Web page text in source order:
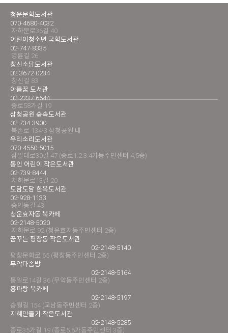
청운문학도서관
070-4680-4032
자하문로36길 40
어린이청소년 국학도서관
02-747-8335
명륜길 26
창신소담도서관
02-3672-0234
창신길 83
아름꿈 도서관
02-2237-6644
종로58가길 19
삼청공원 숲속도서관
02-734-3900
북촌로 134-3 삼청공원 내
우리소리도서관
070-4550-5015
삼일대로30길 47 (종로1.2.3.4가동주민센터 4,5층)
통인 어린이 작은도서관
02-739-8444
자하문로13길 20
도담도담 한옥도서관
02-928-1133
숭인동길 43
청운효자동 북카페
02-2148-5020
자하문로 92 (청운효자동주민센터 2층)
꿈꾸는 평창동 작은도서관
02-2148-5140
평창문화로 65 (평창동주민센터 2층)
무악다솜방
02-2148-5164
통일로14길 36 (무악동주민센터 2층)
홍파랑 북카페
02-2148-5197
송월길 154 (교남동주민센터 2층)
지혜만들기 작은도서관
02-2148-5285
종로35가길 19 (종로5.6가동주민센터 3층)